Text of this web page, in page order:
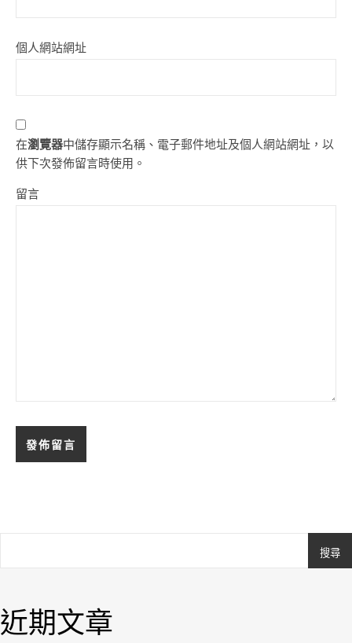
個人網站網址
在瀏覽器中儲存顯示名稱、電子郵件地址及個人網站網址，以
供下次發佈留言時使用。
留言
搜尋
近期文章
Royal.